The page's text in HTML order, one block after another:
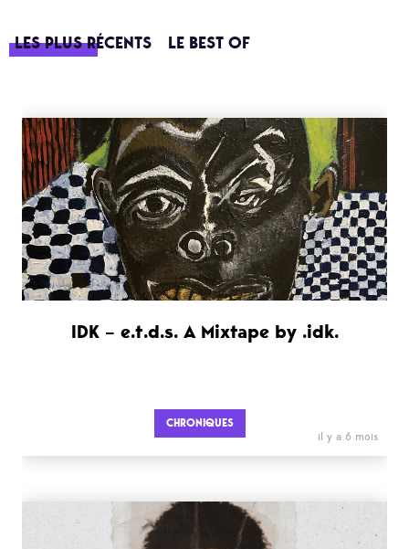
LES PLUS RÉCENTS LE BEST OF
IDK – e.t.d.s. A Mixtape by .idk.
CHRONIQUES
il y a 6 mois